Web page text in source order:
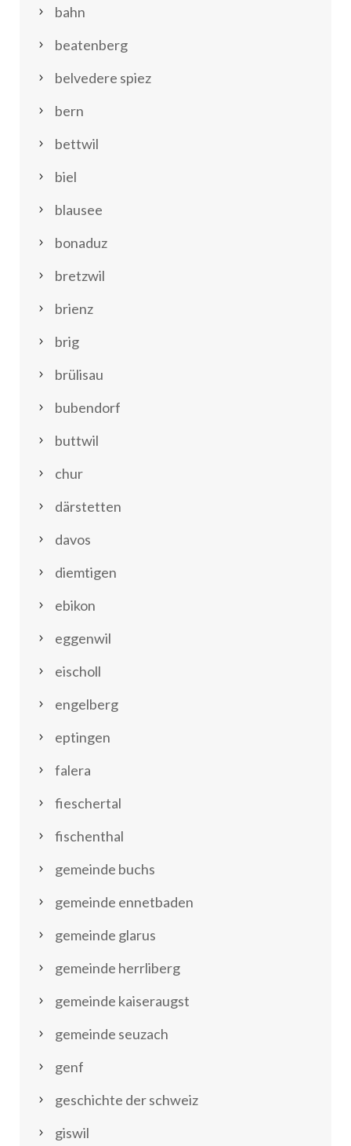
bahn
beatenberg
belvedere spiez
bern
bettwil
biel
blausee
bonaduz
bretzwil
brienz
brig
brülisau
bubendorf
buttwil
chur
därstetten
davos
diemtigen
ebikon
eggenwil
eischoll
engelberg
eptingen
falera
fieschertal
fischenthal
gemeinde buchs
gemeinde ennetbaden
gemeinde glarus
gemeinde herrliberg
gemeinde kaiseraugst
gemeinde seuzach
genf
geschichte der schweiz
giswil